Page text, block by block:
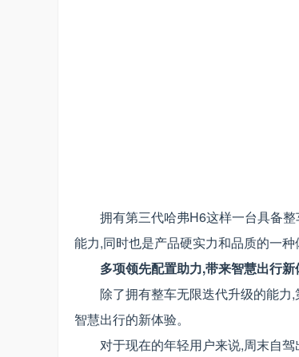
拥有第三代哈弗H6这样一台具备
能力,同时也是产品硬实力和品质的一种
多项领先配置助力,带来智慧出行新
除了拥有整车无限迭代升级的能
智慧出行的新体验。
对于现在的年轻用户来说,周末自